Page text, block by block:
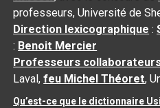
professeurs, Université de
Direction lexicographique :
: Benoit Mercier
Professeurs
Laval,feu Michel Théoret,
Qu’est-ce que le dictionnaire